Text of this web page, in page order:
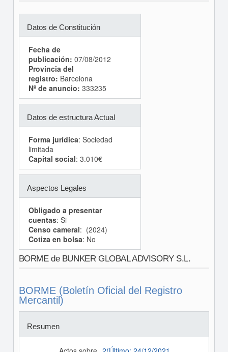
Datos de Constitución
Fecha de
publicación: 07/08/2012
Provincia del
registro: Barcelona
Nº de anuncio: 333235
Datos de estructura Actual
Forma jurídica: Sociedad
limitada
Capital social: 3.010€
Aspectos Legales
Obligado a presentar
cuentas: Si
Censo cameral: (2024)
Cotiza en bolsa: No
BORME de BUNKER GLOBAL ADVISORY S.L.
BORME (Boletín Oficial del Registro
Mercantil)
Resumen